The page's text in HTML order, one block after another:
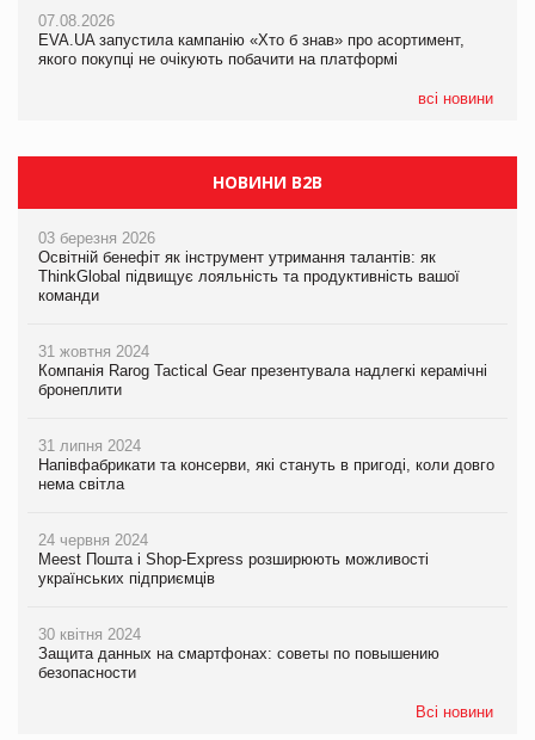
07.08.2026
EVA.UA запустила кампанію «Хто б знав» про асортимент,
якого покупці не очікують побачити на платформі
всі новини
05.08.2026
Мережа супермаркетів VARUS купує мережу магазинів
НОВИНИ B2B
03 березня 2026
Освітній бенефіт як інструмент утримання талантів: як
ThinkGlobal підвищує лояльність та продуктивність вашої
команди
31 жовтня 2024
Компанія Rarog Tactical Gear презентувала надлегкі керамічні
бронеплити
31 липня 2024
Напівфабрикати та консерви, які стануть в пригоді, коли довго
нема світла
24 червня 2024
Meest Пошта і Shop-Express розширюють можливості
українських підприємців
30 квітня 2024
Защита данных на смартфонах: советы по повышению
безопасности
Всі новини